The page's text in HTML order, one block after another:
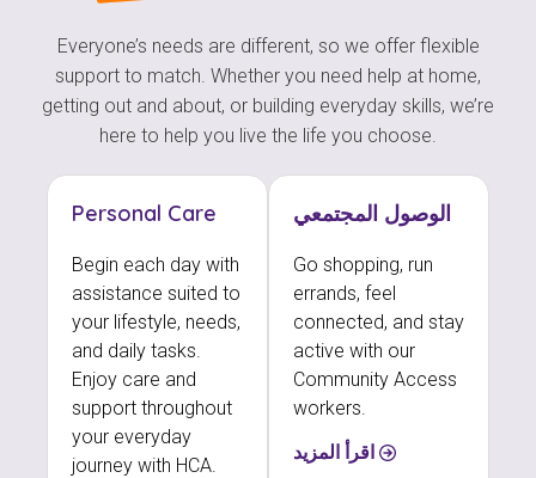
Everyone’s needs are different, so we offer flexible
support to match. Whether you need help at home,
getting out and about, or building everyday skills, we’re
here to help you live the life you choose.
Personal Care
Begin each day with
assistance suited to
your lifestyle, needs,
and daily tasks.
Enjoy care and
support throughout
your everyday
journey with HCA.
الوصول المجتمعي
Go shopping, run
errands, feel
connected, and stay
active with our
Community Access
workers.